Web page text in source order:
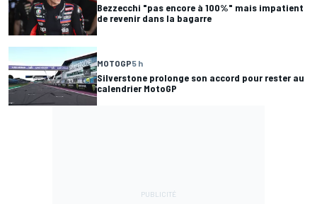
Bezzecchi "pas encore à 100%" mais impatient
de revenir dans la bagarre
MOTOGP5 h
Silverstone prolonge son accord pour rester au
calendrier MotoGP